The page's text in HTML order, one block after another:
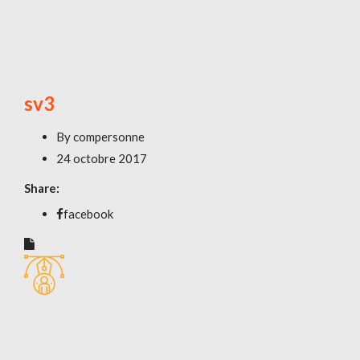
sv3
Bycompersonne
24 octobre 2017
Share:
facebook